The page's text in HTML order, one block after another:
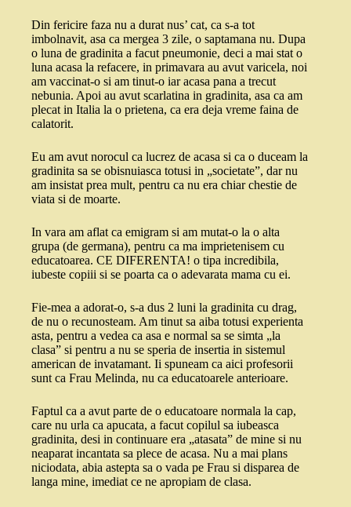
Din fericire faza nu a durat nus’ cat, ca s-a tot
imbolnavit, asa ca mergea 3 zile, o saptamana nu. Dupa
o luna de gradinita a facut pneumonie, deci a mai stat o
luna acasa la refacere, in primavara au avut varicela, noi
am vaccinat-o si am tinut-o iar acasa pana a trecut
nebunia. Apoi au avut scarlatina in gradinita, asa ca am
plecat in Italia la o prietena, ca era deja vreme faina de
calatorit.
Eu am avut norocul ca lucrez de acasa si ca o duceam la
gradinita sa se obisnuiasca totusi in „societate”, dar nu
am insistat prea mult, pentru ca nu era chiar chestie de
viata si de moarte.
In vara am aflat ca emigram si am mutat-o la o alta
grupa (de germana), pentru ca ma imprietenisem cu
educatoarea. CE DIFERENTA! o tipa incredibila,
iubeste copiii si se poarta ca o adevarata mama cu ei.
Fie-mea a adorat-o, s-a dus 2 luni la gradinita cu drag,
de nu o recunosteam. Am tinut sa aiba totusi experienta
asta, pentru a vedea ca asa e normal sa se simta „la
clasa” si pentru a nu se speria de insertia in sistemul
american de invatamant. Ii spuneam ca aici profesorii
sunt ca Frau Melinda, nu ca educatoarele anterioare.
Faptul ca a avut parte de o educatoare normala la cap,
care nu urla ca apucata, a facut copilul sa iubeasca
gradinita, desi in continuare era „atasata” de mine si nu
neaparat incantata sa plece de acasa. Nu a mai plans
niciodata, abia astepta sa o vada pe Frau si disparea de
langa mine, imediat ce ne apropiam de clasa.